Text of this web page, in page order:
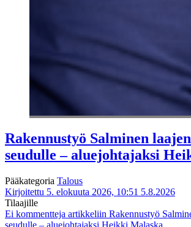
Rakennustyö Salminen
seudulle – aluejohtajaksi
Pääkategoria Talous
Kirjoitettu 5. elokuuta 2026, 10:51 5.8.2026
Tilaajille
Ei kommentteja artikkeliin Rakennustyö
seudulle – aluejohtajaksi Heikki Malaska